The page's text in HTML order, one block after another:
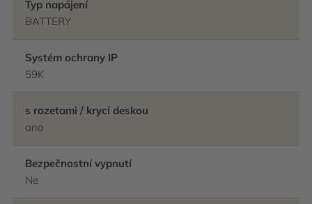
Typ napájení
BATTERY
Systém ochrany IP
59K
s rozetami / krycí deskou
ano
Bezpečnostní vypnutí
Ne